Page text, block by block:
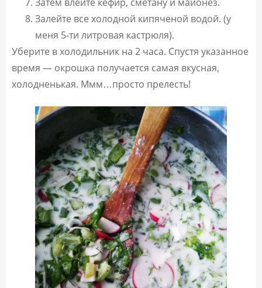
Затем влейте кефир, сметану и майонез.
Залейте все холодной кипяченой водой. (у
меня 5-ти литровая кастрюля).
Уберите в холодильник на 2 часа. Спустя указанное
время — окрошка получается самая вкусная,
холодненькая. Ммм…просто прелесть!